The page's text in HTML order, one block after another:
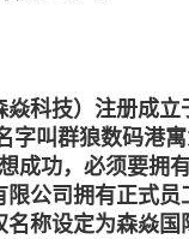
科技）注册成
叫群狼数码港寓
成功，必须要拥
公司拥有正式
称设定为森焱国